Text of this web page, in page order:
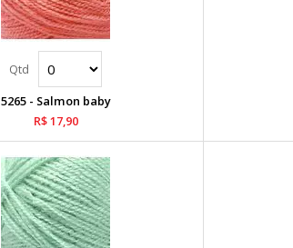
5265 - Salmon baby
R$ 17,90